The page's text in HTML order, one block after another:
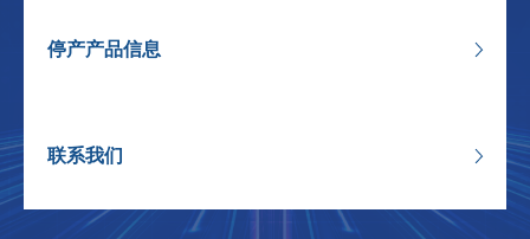
停产产品信息
联系我们